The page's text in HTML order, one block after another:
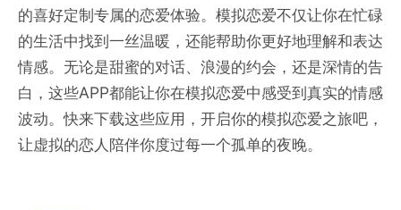
的喜好定制专属的恋爱体验。模拟恋爱不仅让你在忙碌
的生活中找到一丝温暖，还能帮助你更好地理解和表达
情感。无论是甜蜜的对话、浪漫的约会，还是深情的告
白，这些APP都能让你在模拟恋爱中感受到真实的情感
波动。快来下载这些应用，开启你的模拟恋爱之旅吧，
让虚拟的恋人陪伴你度过每一个孤单的夜晚。